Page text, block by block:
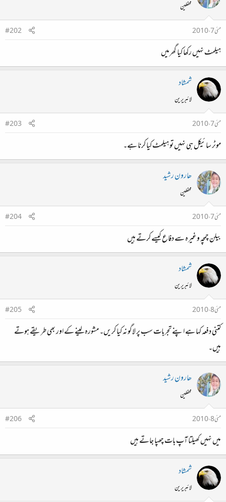
محفلین
مئی 7، 2010
#202
ہیلمٹ نہیں رکھا کیا گھرمیں
شمشاد
لائبریرین
مئی 7، 2010
#203
موٹر سائیکل ہی نہیں تو ہیلمٹ کیا کرنا ہے۔
ھارون رشید
محفلین
مئی 7، 2010
#204
بیلن چمچہ وغیرہ سے دفاع کیسے کرتے ہیں
شمشاد
لائبریرین
مئی 8، 2010
#205
کتنی دفعہ کہا ہے اپنے تجربات سب پر لاگو نہ کیا کریں۔ مشورہ لینے کے اور بھی طریقے ہوتے
ہیں۔
ھارون رشید
محفلین
مئی 8، 2010
#206
میں نہیں کھیلتا آپ بات چھپا جاتے ہیں
شمشاد
لائبریرین